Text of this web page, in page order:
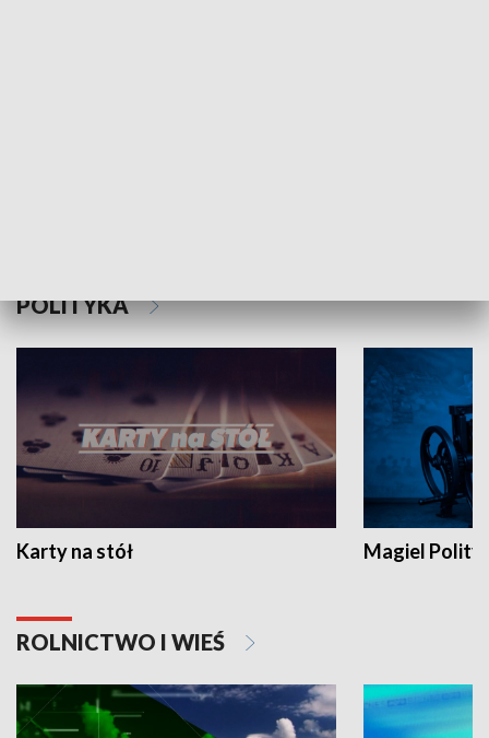
POLITYKA
Karty na stół Magiel
ROLNICTWO I WIEŚ